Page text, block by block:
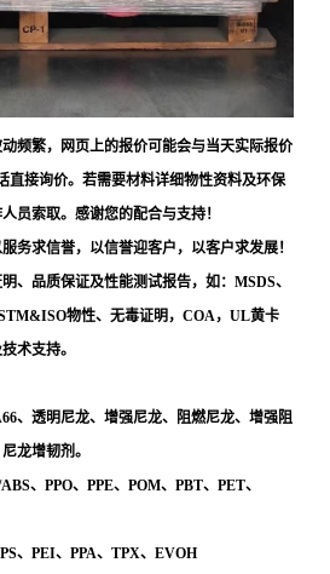
频繁，网页上的报价可能会与当天实际报价
直接询价。若需要材料详细物性资料及环保
员索取。感谢您的配合与支持！
务求信誉，以信誉迎客户，以客户求发展！
、品质保证及性能测试报告，如：MSDS、
物性、无毒证明，COA，UL黄卡
术支持。
、透明尼龙、增强尼龙、阻燃尼龙、增强阻
龙增韧剂。
、PPO、PPE、POM、PBT、PET、
、PEI、PPA、TPX、EVOH